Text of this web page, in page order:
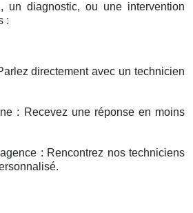
un diagnostic, ou une intervention
:
directement avec un technicien
: Recevez une réponse en moins
: Rencontrez nos techniciens